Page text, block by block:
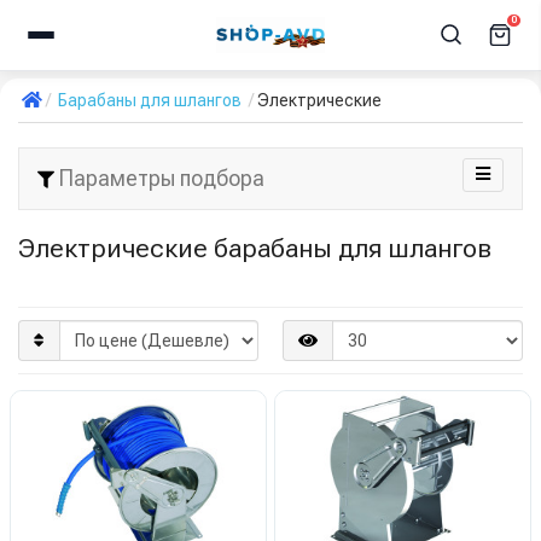
0
Барабаны для шлангов Электрические
Параметры подбора
Электрические барабаны для шлангов